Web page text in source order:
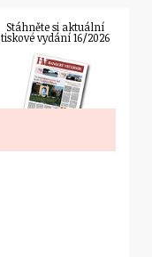
Stáhněte si aktuální
tiskové vydání 16/2026